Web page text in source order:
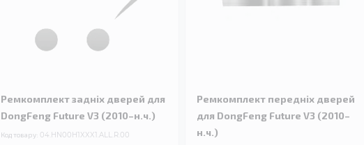
Ремкомплект задніх дверей для
DongFeng Future V3 (2010–н.ч.)
Код товару: 04.HN00H1XXX1.ALL.R.00
Ремкомплект передніх дверей
для DongFeng Future V3 (2010–
н.ч.)